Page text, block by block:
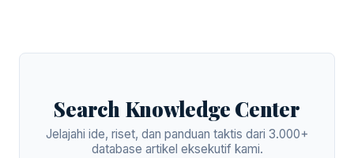
Search Knowledge Center
Jelajahi ide, riset, dan panduan taktis dari 3.000+
database artikel eksekutif kami.